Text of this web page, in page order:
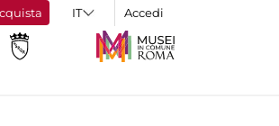
Accedi